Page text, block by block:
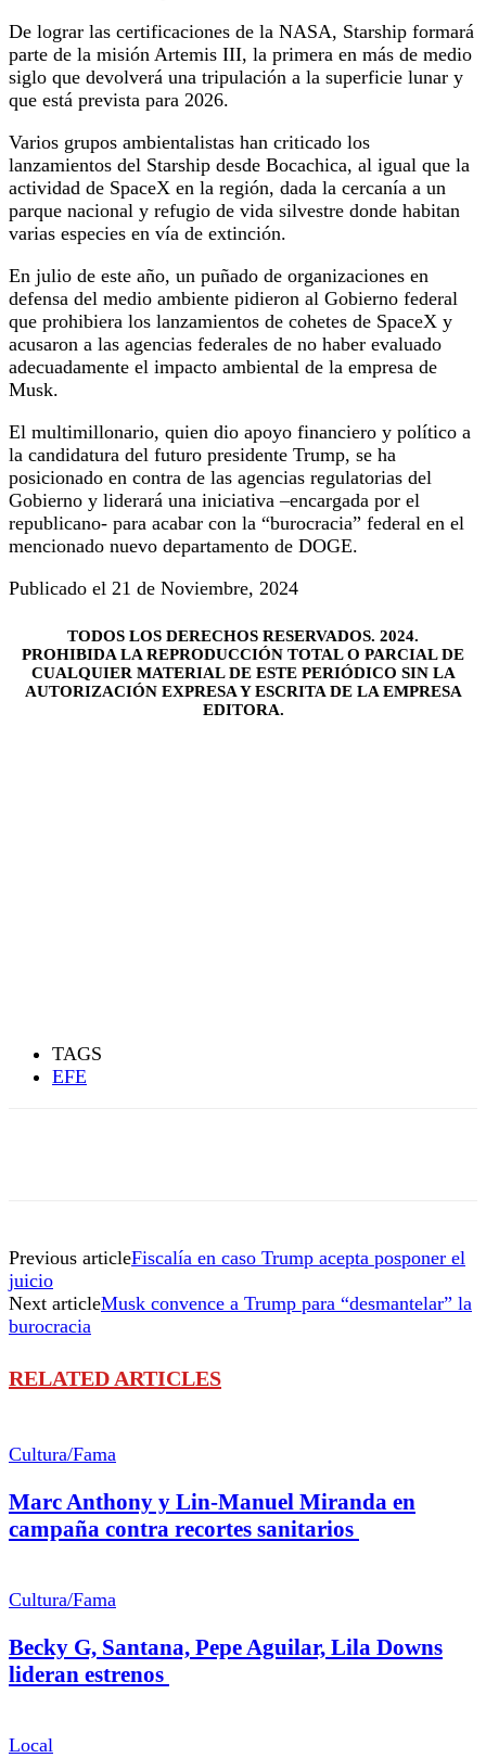
De lograr las certificaciones de la NASA, Starship formará
parte de la misión Artemis III, la primera en más de medio
siglo que devolverá una tripulación a la superficie lunar y
que está prevista para 2026.
Varios grupos ambientalistas han criticado los
lanzamientos del Starship desde Bocachica, al igual que la
actividad de SpaceX en la región, dada la cercanía a un
parque nacional y refugio de vida silvestre donde habitan
varias especies en vía de extinción.
En julio de este año, un puñado de organizaciones en
defensa del medio ambiente pidieron al Gobierno federal
que prohibiera los lanzamientos de cohetes de SpaceX y
acusaron a las agencias federales de no haber evaluado
adecuadamente el impacto ambiental de la empresa de
Musk.
El multimillonario, quien dio apoyo financiero y político a
la candidatura del futuro presidente Trump, se ha
posicionado en contra de las agencias regulatorias del
Gobierno y liderará una iniciativa –encargada por el
republicano- para acabar con la “burocracia” federal en el
mencionado nuevo departamento de DOGE.
Publicado el 21 de Noviembre, 2024
TODOS LOS DERECHOS RESERVADOS. 2024.
PROHIBIDA LA REPRODUCCIÓN TOTAL O PARCIAL DE
CUALQUIER MATERIAL DE ESTE PERIÓDICO SIN LA
AUTORIZACIÓN EXPRESA Y ESCRITA DE LA EMPRESA
EDITORA.
TAGS
EFE
Previous articleFiscalía en caso Trump acepta posponer el
juicio
Next articleMusk convence a Trump para “desmantelar” la
burocracia
RELATED ARTICLES
Cultura/Fama
Marc Anthony y Lin-Manuel Miranda en
campaña contra recortes sanitarios
Cultura/Fama
Becky G, Santana, Pepe Aguilar, Lila Downs
lideran estrenos
Local